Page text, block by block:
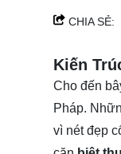
CHIA SẺ:
Kiến
Cho đến
Pháp.
vì nét đẹp